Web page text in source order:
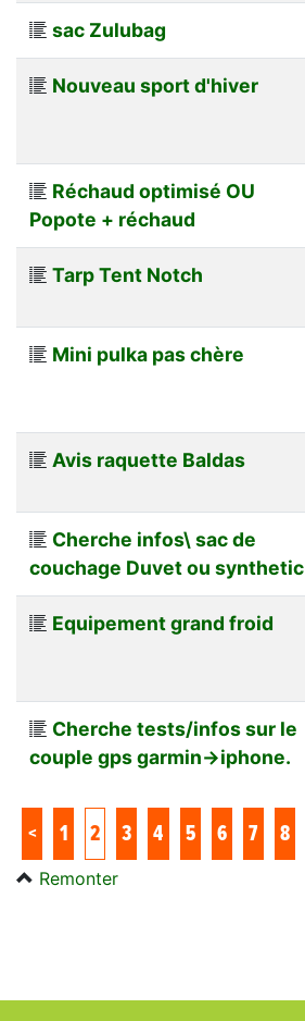
sac Zulubag
Nouveau sport d'hiver
Réchaud optimisé OU
Popote + réchaud
Tarp Tent Notch
Mini pulka pas chère
Avis raquette Baldas
Cherche infos\ sac de
couchage Duvet ou synthetic
Equipement grand froid
Cherche tests/infos sur le
couple gps garmin->iphone.
< 1 2 3 4 5 6 7 8
Remonter